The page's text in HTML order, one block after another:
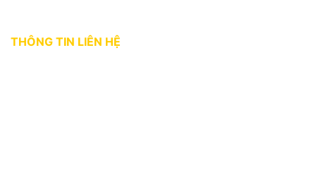
THÔNG TIN LIÊN HỆ